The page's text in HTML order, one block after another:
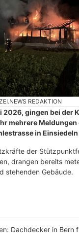
REDAKTION
2026, gingen bei der
mehrere Meldungen
in
der
drangen bereits
stehenden Gebäude.